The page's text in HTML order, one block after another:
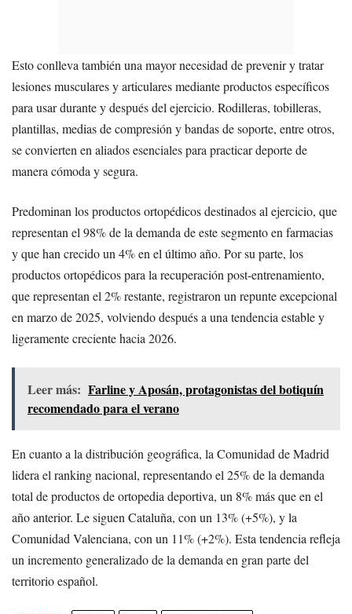
Esto conlleva también una mayor necesidad de prevenir y tratar
lesiones musculares y articulares mediante productos específicos
para usar durante y después del ejercicio. Rodilleras, tobilleras,
plantillas, medias de compresión y bandas de soporte, entre otros,
se convierten en aliados esenciales para practicar deporte de
manera cómoda y segura.
Predominan los productos ortopédicos destinados al ejercicio, que
representan el 98% de la demanda de este segmento en farmacias
y que han crecido un 4% en el último año. Por su parte, los
productos ortopédicos para la recuperación post-entrenamiento,
que representan el 2% restante, registraron un repunte excepcional
en marzo de 2025, volviendo después a una tendencia estable y
ligeramente creciente hacia 2026.
Leer más: Farline y Aposán, protagonistas del botiquín
recomendado para el verano
En cuanto a la distribución geográfica, la Comunidad de Madrid
lidera el ranking nacional, representando el 25% de la demanda
total de productos de ortopedia deportiva, un 8% más que en el
año anterior. Le siguen Cataluña, con un 13% (+5%), y la
Comunidad Valenciana, con un 11% (+2%). Esta tendencia refleja
un incremento generalizado de la demanda en gran parte del
territorio español.